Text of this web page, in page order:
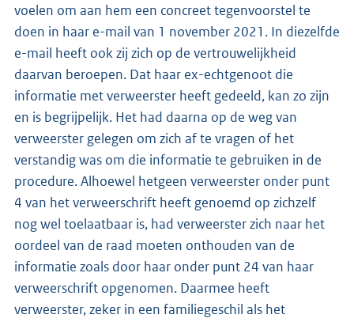
voelen om aan hem een concreet tegenvoorstel te
doen in haar e-mail van 1 november 2021. In diezelfde
e-mail heeft ook zij zich op de vertrouwelijkheid
daarvan beroepen. Dat haar ex-echtgenoot die
informatie met verweerster heeft gedeeld, kan zo zijn
en is begrijpelijk. Het had daarna op de weg van
verweerster gelegen om zich af te vragen of het
verstandig was om die informatie te gebruiken in de
procedure. Alhoewel hetgeen verweerster onder punt
4 van het verweerschrift heeft genoemd op zichzelf
nog wel toelaatbaar is, had verweerster zich naar het
oordeel van de raad moeten onthouden van de
informatie zoals door haar onder punt 24 van haar
verweerschrift opgenomen. Daarmee heeft
verweerster, zeker in een familiegeschil als het